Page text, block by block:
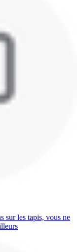
sur les tapis, vous ne